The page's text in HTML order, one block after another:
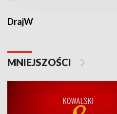
DrajW
MNIEJSZOŚCI